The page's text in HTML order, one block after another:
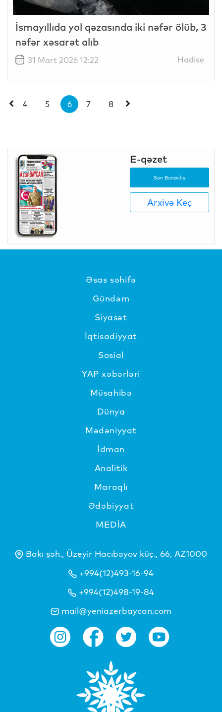
İsmayıllıda yol qəzasında iki nəfər ölüb, 3
nəfər xəsarət alıb
31 Mart 2026 12:22 Hadise
4 5 6 7 8
E-qəzet
Son Buraxılış
Arxivə Keç
Əsas səhifə
Gündəm
Siyasət
İqtisadiyyat
Sosial
YAP xəbərləri
Müsahibə
Dünya
Mədəniyyat
İdman
Analitik
Maraqlı
Ədəbiyyat
MEDİA
Bakı şəh., Üzeyir Hacıbəyov küç., 66, AZ1000
+994(12)493-16-94
+994(12)498-19-84
mail@yeniazerbaycan.com